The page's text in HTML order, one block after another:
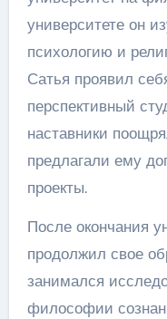
университете он
психологию и
Сатья проявил
перспективный
наставники
предлагали ему
проекты.
После окончания
продолжил свое
занимался
философии